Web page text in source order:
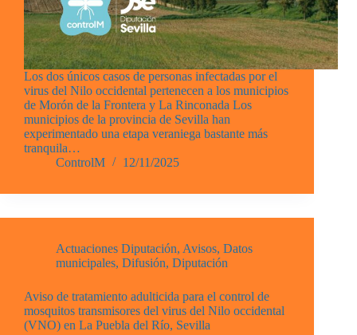
Los dos únicos casos de personas infectadas por el
virus del Nilo occidental pertenecen a los municipios
de Morón de la Frontera y La Rinconada Los
municipios de la provincia de Sevilla han
experimentado una etapa veraniega bastante más
tranquila…
ControlM
12/11/2025
Actuaciones Diputación, Avisos, Datos
municipales, Difusión, Diputación
Aviso de tratamiento adulticida para el control de
mosquitos transmisores del virus del Nilo occidental
(VNO) en La Puebla del Río, Sevilla